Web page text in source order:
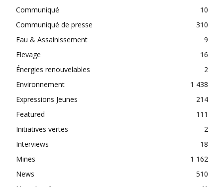
Communiqué
10
Communiqué de presse
310
Eau & Assainissement
9
Elevage
16
Énergies renouvelables
2
Environnement
1 438
Expressions Jeunes
214
Featured
111
Initiatives vertes
2
Interviews
18
Mines
1 162
News
510